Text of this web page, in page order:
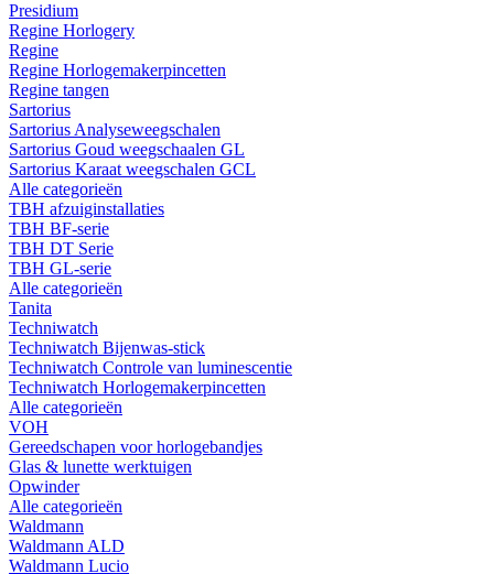
Presidium
Regine Horlogery
Regine
Regine Horlogemakerpincetten
Regine tangen
Sartorius
Sartorius Analyseweegschalen
Sartorius Goud weegschaalen GL
Sartorius Karaat weegschalen GCL
Alle categorieën
TBH afzuiginstallaties
TBH BF-serie
TBH DT Serie
TBH GL-serie
Alle categorieën
Tanita
Techniwatch
Techniwatch Bijenwas-stick
Techniwatch Controle van luminescentie
Techniwatch Horlogemakerpincetten
Alle categorieën
VOH
Gereedschapen voor horlogebandjes
Glas & lunette werktuigen
Opwinder
Alle categorieën
Waldmann
Waldmann ALD
Waldmann Lucio